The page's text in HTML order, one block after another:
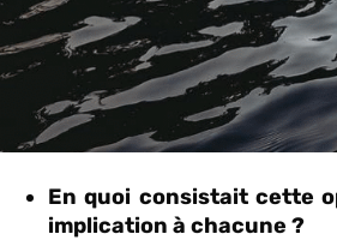
En quoi consistait cette
implication à chacune ?